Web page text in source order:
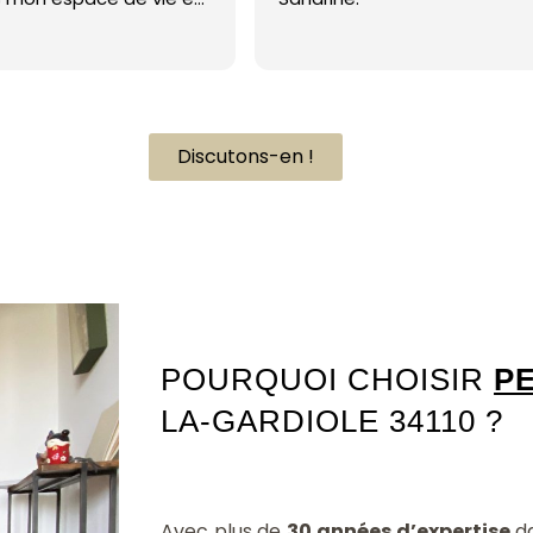
de paix. Sa
souci du détail
me sens vraiment
design unique et
Un énorme merci
mes rêves de
réalité ! 5 étoiles
pour exprimer ma
Discutons-en !
POURQUOI CHOISIR
LA-GARDIOLE 34110 ?